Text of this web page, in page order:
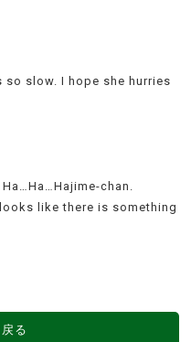
so slow. I hope she hurries
chan.
like there is something
る